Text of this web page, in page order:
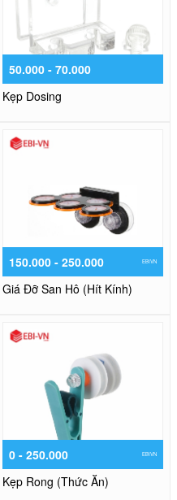
50.000 - 70.000
Kẹp Dosing
150.000 - 250.000 EBIVN
Giá Đỡ San Hô (Hít Kính)
0 - 250.000 EBIVN
Kẹp Rong (Thức Ăn)